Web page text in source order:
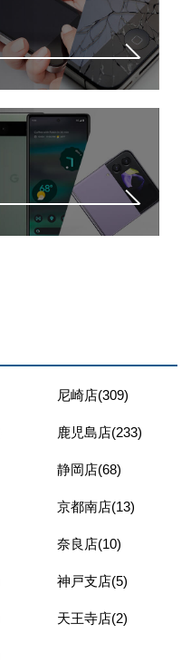
尼崎店(309)
鹿児島店(233)
静岡店(68)
京都南店(13)
奈良店(10)
神戸支店(5)
天王寺店(2)